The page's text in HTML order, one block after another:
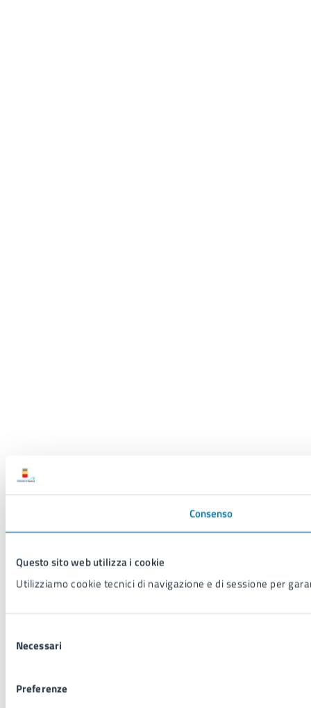
Consenso
Questo sito web utilizza i cookie
Utilizziamo cookie tecnici di navigazione e di sessione per
delNecessari
Preferenze